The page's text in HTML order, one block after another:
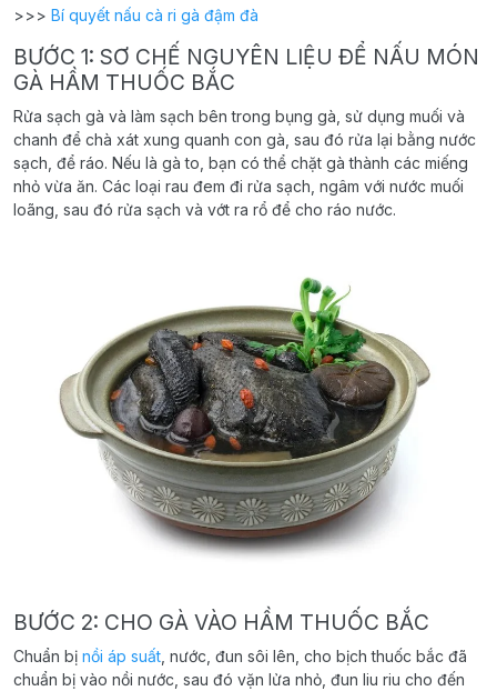
>>> Bí quyết nấu cà ri gà đậm đà
BƯỚC 1: SƠ CHẾ NGUYÊN LIỆU ĐỂ NẤU MÓN
GÀ HẦM THUỐC BẮC
Rửa sạch gà và làm sạch bên trong bụng gà, sử dụng muối và
chanh để chà xát xung quanh con gà, sau đó rửa lại bằng nước
sạch, để ráo. Nếu là gà to, bạn có thể chặt gà thành các miếng
nhỏ vừa ăn. Các loại rau đem đi rửa sạch, ngâm với nước muối
loãng, sau đó rửa sạch và vớt ra rổ để cho ráo nước.
BƯỚC 2: CHO GÀ VÀO HẦM THUỐC BẮC
Chuẩn bị nồi áp suất , nước, đun sôi lên, cho bịch thuốc bắc đã
chuẩn bị vào nồi nước, sau đó vặn lửa nhỏ, đun liu riu cho đến